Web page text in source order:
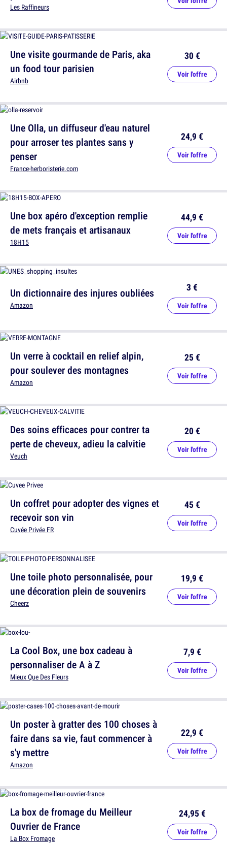
Les Raffineurs
Une Olla, un diffuseur d'eau naturel
pour arroser tes plantes sans y
penser
France-herboristerie.com
24,9 €
Voir l'offre
Un dictionnaire des injures oubliées
Amazon
3 €
Voir l'offre
Des soins efficaces pour contrer ta
perte de cheveux, adieu la calvitie
Veuch
20 €
Voir l'offre
Une toile photo personnalisée, pour
une décoration plein de souvenirs
Cheerz
19,9 €
Voir l'offre
Un poster à gratter des 100 choses à
faire dans sa vie, faut commencer à
s'y mettre
Amazon
22,9 €
Voir l'offre
Une visite gourmande de Paris, aka
un food tour parisien
Airbnb
30 €
Voir l'offre
Une box apéro d'exception remplie
de mets français et artisanaux
18H15
44,9 €
Voir l'offre
Un verre à cocktail en relief alpin,
pour soulever des montagnes
Amazon
25 €
Voir l'offre
Un coffret pour adopter des vignes et
recevoir son vin
Cuvée Privée FR
45 €
Voir l'offre
La Cool Box, une box cadeau à
personnaliser de A à Z
Mieux Que Des Fleurs
7,9 €
Voir l'offre
La box de fromage du Meilleur
Ouvrier de France
La Box Fromage
24,95 €
Voir l'offre